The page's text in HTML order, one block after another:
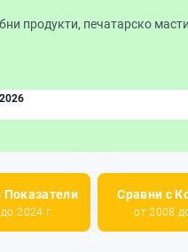
продукти, печатарско
2024 г.
Сравни с
от 2008